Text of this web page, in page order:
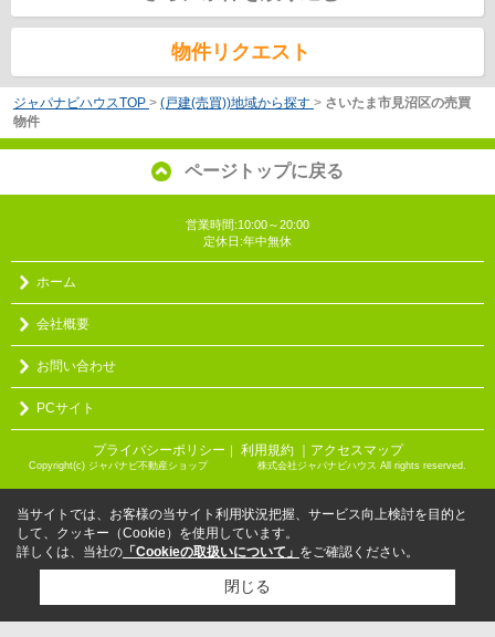
物件リクエスト
ジャパナビハウスTOP > (戸建(売買))地域から探す > さいたま市見沼区の売買
物件
ページトップに戻る
営業時間:10:00～20:00
定休日:年中無休
ホーム
会社概要
お問い合わせ
PCサイト
プライバシーポリシー ｜ 利用規約 ｜アクセスマップ
Copyright(c) ジャパナビ不動産ショップ 株式会社ジャパナビハウス All rights reserved.
当サイトでは、お客様の当サイト利用状況把握、サービス向上検討を目的と
して、クッキー（Cookie）を使用しています。
詳しくは、当社の 「Cookieの取扱いについて」 をご確認ください。
閉じる